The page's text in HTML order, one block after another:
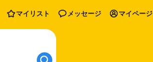
マイリスト メッセージ マイページ